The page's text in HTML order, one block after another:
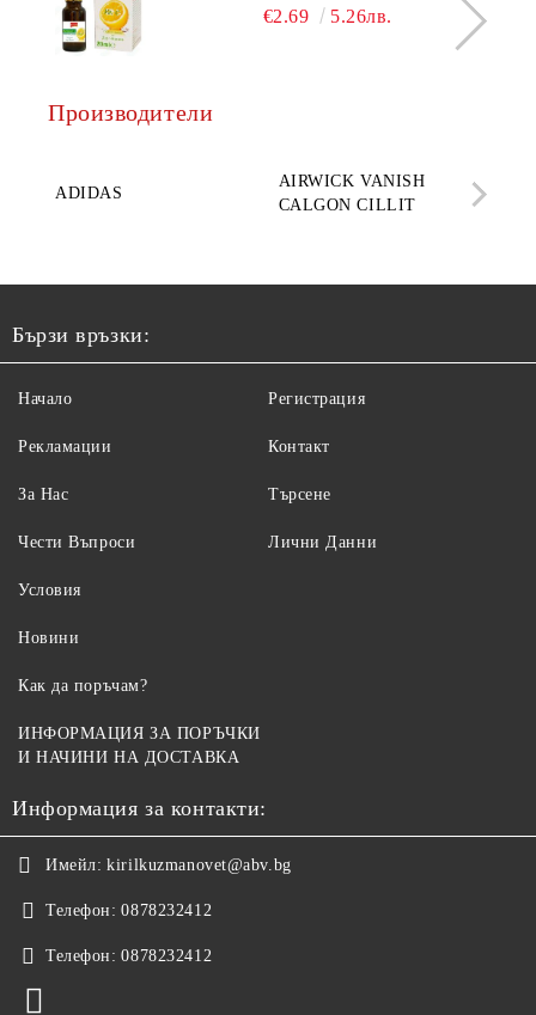
€2.69 5.26лв.
Производители
ADIDAS
AIRWICK VANISH
CALGON CILLIT
Бързи връзки:
Начало
Рекламации
За Нас
Чести Въпроси
Регистрация
Контакт
Търсене
Лични Данни
Условия
Новини
Как да поръчам?
ИНФОРМАЦИЯ ЗА ПОРЪЧКИ
И НАЧИНИ НА ДОСТАВКА
Информация за контакти:
Имейл: kirilkuzmanovet@abv.bg
Телефон: 0878232412
Телефон: 0878232412